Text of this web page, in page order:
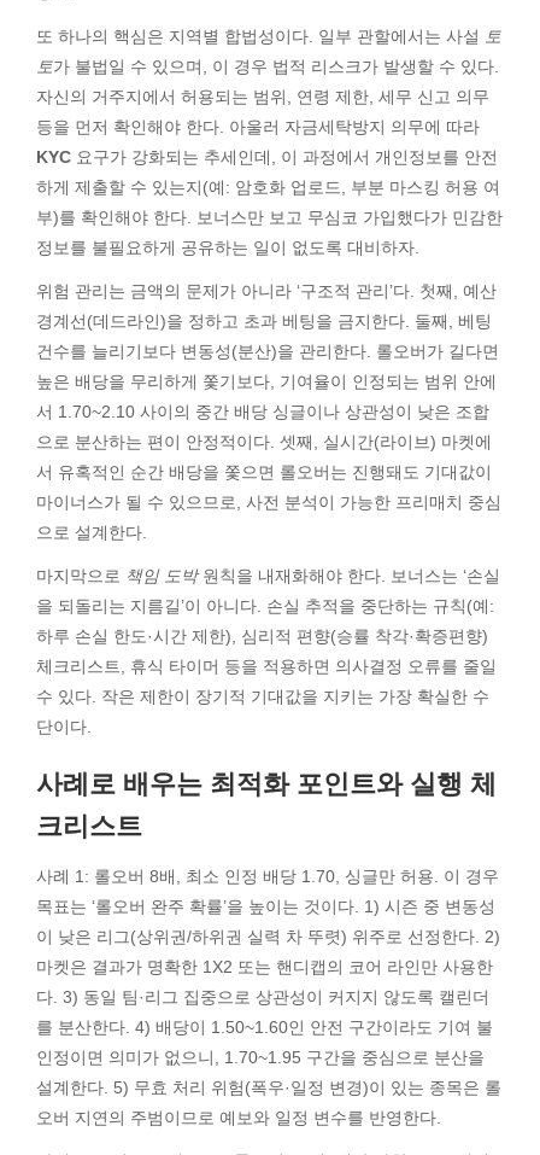
또 하나의 핵심은 지역별 합법성이다. 일부 관할에서는 사설 토
토가 불법일 수 있으며, 이 경우 법적 리스크가 발생할 수 있다.
자신의 거주지에서 허용되는 범위, 연령 제한, 세무 신고 의무
등을 먼저 확인해야 한다. 아울러 자금세탁방지 의무에 따라
KYC 요구가 강화되는 추세인데, 이 과정에서 개인정보를 안전
하게 제출할 수 있는지(예: 암호화 업로드, 부분 마스킹 허용 여
부)를 확인해야 한다. 보너스만 보고 무심코 가입했다가 민감한
정보를 불필요하게 공유하는 일이 없도록 대비하자.
위험 관리는 금액의 문제가 아니라 ‘구조적 관리’다. 첫째, 예산
경계선(데드라인)을 정하고 초과 베팅을 금지한다. 둘째, 베팅
건수를 늘리기보다 변동성(분산)을 관리한다. 롤오버가 길다면
높은 배당을 무리하게 쫓기보다, 기여율이 인정되는 범위 안에
서 1.70~2.10 사이의 중간 배당 싱글이나 상관성이 낮은 조합
으로 분산하는 편이 안정적이다. 셋째, 실시간(라이브) 마켓에
서 유혹적인 순간 배당을 쫓으면 롤오버는 진행돼도 기대값이
마이너스가 될 수 있으므로, 사전 분석이 가능한 프리매치 중심
으로 설계한다.
마지막으로 책임 도박원칙을 내재화해야 한다. 보너스는 ‘손실
을 되돌리는 지름길’이 아니다. 손실 추적을 중단하는 규칙(예:
하루 손실 한도·시간 제한), 심리적 편향(승률 착각·확증편향)
체크리스트, 휴식 타이머 등을 적용하면 의사결정 오류를 줄일
수 있다. 작은 제한이 장기적 기대값을 지키는 가장 확실한 수
단이다.
사례로 배우는 최적화 포인트와 실행 체
크리스트
사례 1: 롤오버 8배, 최소 인정 배당 1.70, 싱글만 허용. 이 경우
목표는 ‘롤오버 완주 확률’을 높이는 것이다. 1) 시즌 중 변동성
이 낮은 리그(상위권/하위권 실력 차 뚜렷) 위주로 선정한다. 2)
마켓은 결과가 명확한 1X2 또는 핸디캡의 코어 라인만 사용한
다. 3) 동일 팀·리그 집중으로 상관성이 커지지 않도록 캘린더
를 분산한다. 4) 배당이 1.50~1.60인 안전 구간이라도 기여 불
인정이면 의미가 없으니, 1.70~1.95 구간을 중심으로 분산을
설계한다. 5) 무효 처리 위험(폭우·일정 변경)이 있는 종목은 롤
오버 지연의 주범이므로 예보와 일정 변수를 반영한다.